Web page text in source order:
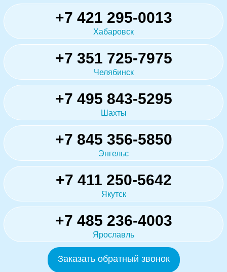
+7 421 295-0013
Хабаровск
+7 351 725-7975
Челябинск
+7 495 843-5295
Шахты
+7 845 356-5850
Энгельс
+7 411 250-5642
Якутск
+7 485 236-4003
Ярославль
Заказать обратный звонок